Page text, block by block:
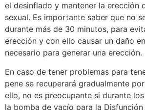
el desinflado y mantener la erección
sexual. Es importante saber que no
durante más de 30 minutos, para
erección y con ello causar un daño
necesario para generar una erección.
En caso de tener problemas para
pene se recuperará gradualmente
ello, no es preocupante si durante
la bomba de vacío para la